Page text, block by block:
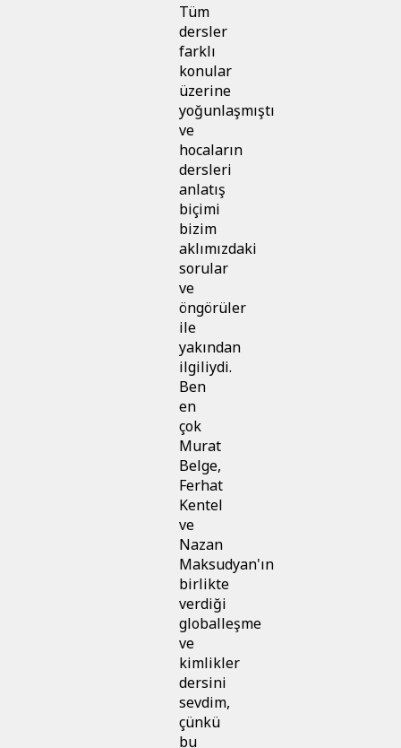
Tüm
dersler
farklı
konular
üzerine
yoğunlaşmıştı
ve
hocaların
dersleri
anlatış
biçimi
bizim
aklımızdaki
sorular
ve
öngörüler
ile
yakından
ilgiliydi.
Ben
en
çok
Murat
Belge,
Ferhat
Kentel
ve
Nazan
Maksudyan'ın
birlikte
verdiği
globalleşme
ve
kimlikler
dersini
sevdim,
çünkü
bu